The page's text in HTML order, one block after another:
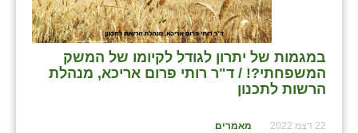
במגמות של יתרון לגודל לקיומו של המשק
המשפחתי?! / ד"ר רותי פרום אריכא, מנהלת
הרשות לתכנון
22 דצמ 2022 מאמרים
בצרה
בקעות